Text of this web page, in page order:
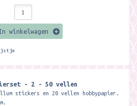
winkelwagen
- 2 - 50 vellen
stickers en 20 vellen hobbypapier.